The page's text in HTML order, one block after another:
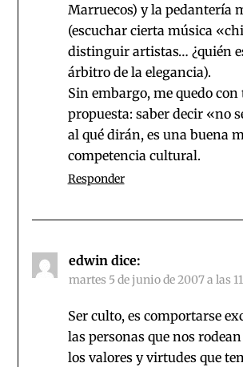
Marruecos) y la pedantería
(escuchar cierta música
distinguir artistas… ¿quién
árbitro de la elegancia).
Sin embargo, me quedo con
propuesta: saber decir «no
al qué dirán, es una buena
competencia cultural.
Responder
edwin dice:
martes 5 de junio de 2007 a las
Ser culto, es comportarse
las personas que nos
los valores y virtudes que